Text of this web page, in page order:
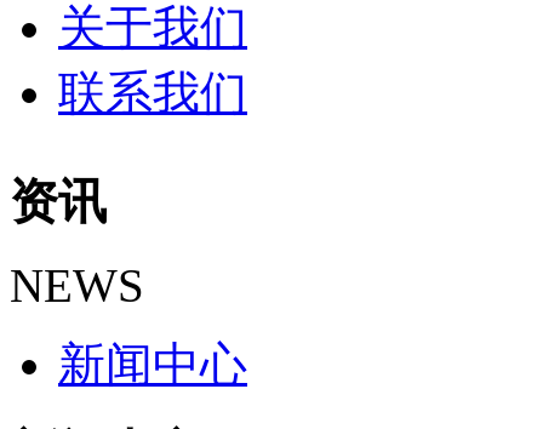
关于我们
联系我们
资讯
NEWS
新闻中心